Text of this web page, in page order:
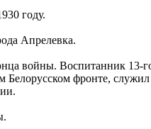
году.
Апрелевка.
войны. Воспитанник 13-
Белорусском фронте,